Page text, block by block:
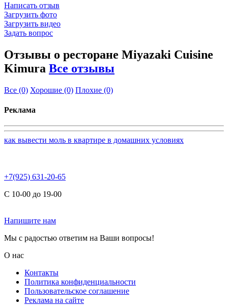
Написать отзыв
Загрузить фото
Загрузить видео
Задать вопрос
Отзывы о ресторане Miyazaki Cuisine
Kimura Все отзывы
Все (0) Хорошие (0) Плохие (0)
Реклама
как вывести моль в квартире в домашних условиях
+7(925) 631-20-65
С 10-00 до 19-00
Напишите нам
Мы с радостью ответим на Ваши вопросы!
О нас
Контакты
Политика конфиденциальности
Пользовательское соглашение
Реклама на сайте